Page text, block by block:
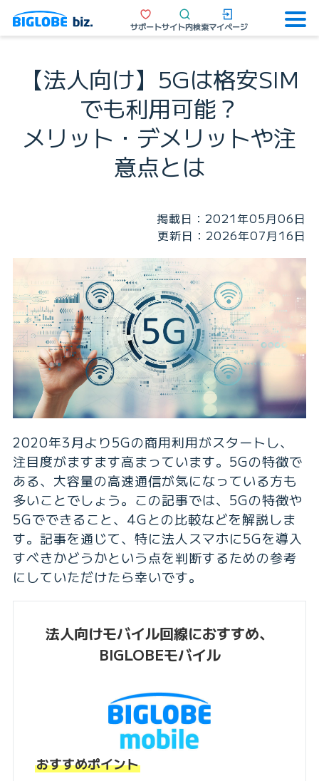
サポートサイト内検索マイページ
【法人向け】5Gは格安SIM
でも利用可能？
メリット・デメリットや注
意点とは
掲載日：2021年05月06日
更新日：2026年07月16日
2020年3月より5Gの商用利用がスタートし、
注目度がますます高まっています。5Gの特徴で
ある、大容量の高速通信が気になっている方も
多いことでしょう。この記事では、5Gの特徴や
5Gでできること、4Gとの比較などを解説しま
す。記事を通じて、特に法人スマホに5Gを導入
すべきかどうかという点を判断するための参考
にしていただけたら幸いです。
法人向けモバイル回線におすすめ、
BIGLOBEモバイル
おすすめポイント